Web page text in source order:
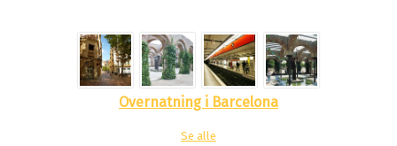
Overnatning i Barcelona
Se alle